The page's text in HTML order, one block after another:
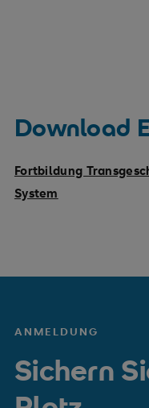
Download
Fortbildung
System
ANMELDUNG
Sichern